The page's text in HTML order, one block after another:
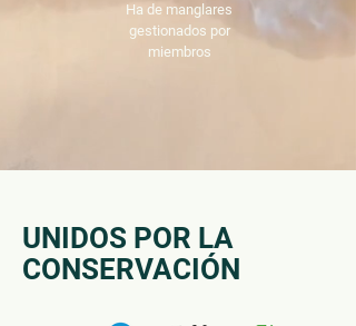
Ha de manglares
gestionados por
miembros
UNIDOS POR LA
CONSERVACIÓN